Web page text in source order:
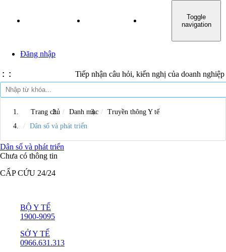
TIN TỨC SỰ KIỆN
Toggle
navigation
Đăng nhập
: : Tiếp nhận câu hỏi, kiến nghị của doanh nghiệp
Trang chủ Danh mục
Truyền thông Y tế
Dân số và phát triển
Dân số và phát triển
Chưa có thông tin
CẤP CỨU 24/24
BỘ Y TẾ
1900-9095
SỞ Y TẾ
0966.631.313